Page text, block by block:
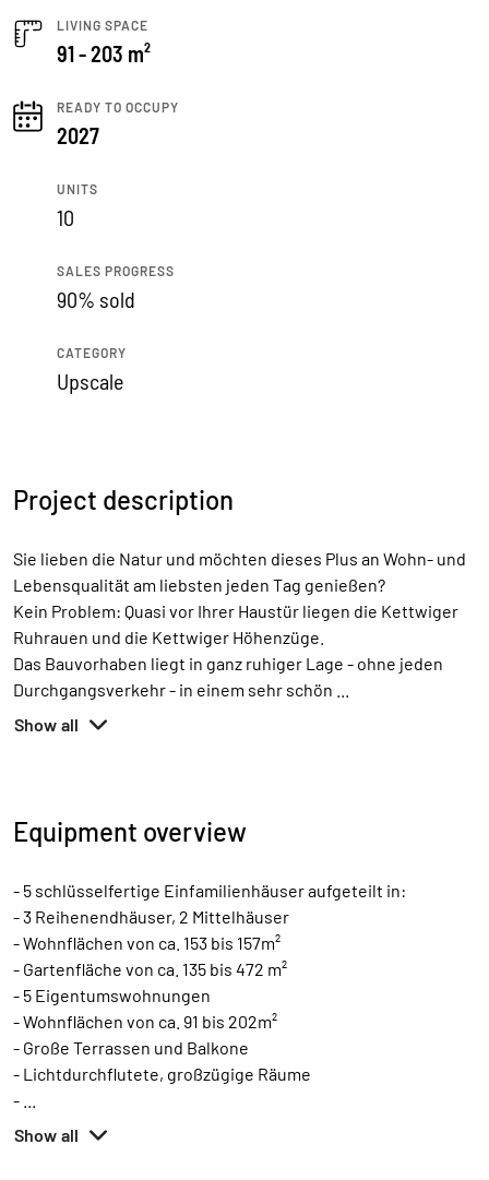
LIVING SPACE
91 - 203 m²
READY TO OCCUPY
2027
UNITS
10
SALES PROGRESS
90% sold
CATEGORY
Upscale
Project description
Sie lieben die Natur und möchten dieses Plus an Wohn- und
Lebensqualität am liebsten jeden Tag genießen?
Kein Problem: Quasi vor Ihrer Haustür liegen die Kettwiger
Ruhrauen und die Kettwiger Höhenzüge.
Das Bauvorhaben liegt in ganz ruhiger Lage - ohne jeden
Durchgangsverkehr - in einem sehr schön
Show all
Equipment overview
- 5 schlüsselfertige Einfamilienhäuser aufgeteilt in:
- 3 Reihenendhäuser, 2 Mittelhäuser
- Wohnflächen von ca. 153 bis 157m²
- Gartenfläche von ca. 135 bis 472 m²
- 5 Eigentumswohnungen
- Wohnflächen von ca. 91 bis 202m²
- Große Terrassen und Balkone
- Lichtdurchflutete, großzügige Räume
-
Show all